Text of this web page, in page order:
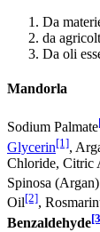
Da
da
Da oli
Mandorla
Sodium Palmate
Glycerin[1],
Chloride, Citric
Spinosa
Oil[2],
Benzaldehyde